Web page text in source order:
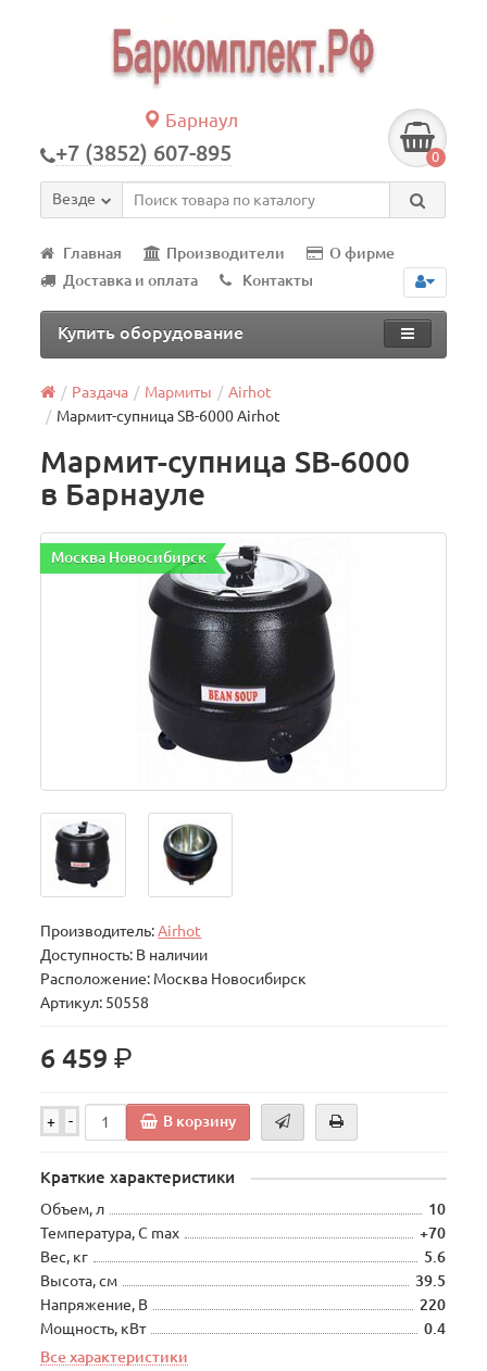
Барнаул
+7 (3852) 607-895 0
Везде
Главная Производители
О фирме
Доставка и оплата
Контакты
Купить оборудование
Раздача Мармиты
Airhot
Мармит-супница SB-6000 Airhot
Мармит-супница SB-6000
в Барнауле
Москва Новосибирск
Производитель:Airhot
Доступность: В наличии
Расположение: Москва Новосибирск
Артикул: 50558
6 459р.
+ - В корзину
Краткие характеристики
Объем, л
10
Температура, С max
+70
Вес, кг
5.6
Высота, см
39.5
Напряжение, В
220
Мощность, кВт
0.4
Все характеристики